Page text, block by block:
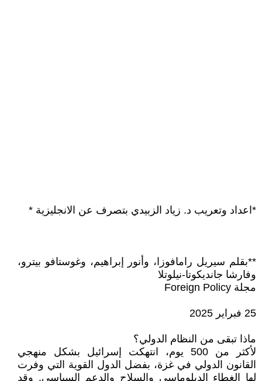
*اعداد وتعريب د. زياد الزبيدي بتصرف عن الانجليزية *
**بقلم سيريل رامافوزا، وأنور إبراهيم، وغوستافو بيترو،
وفارشا جانديكوتا-نيلوتلا
مجلة Foreign Policy
25 فبراير 2025
ماذا تبقى من النظام الدولي؟
لأكثر من 500 يوم، انتهكت إسرائيل بشكل منهجي
القانون الدولي في غزة، بفضل الدول القوية التي وفرت
لها الغطاء الدبلوماسي والسلاح والدعم السياسي. وقد